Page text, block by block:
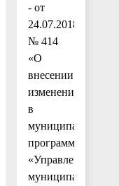
- от
24.07.2018
№ 414
«О
внесении
изменений
в
муниципальную
программу
«Управление
муниципальным